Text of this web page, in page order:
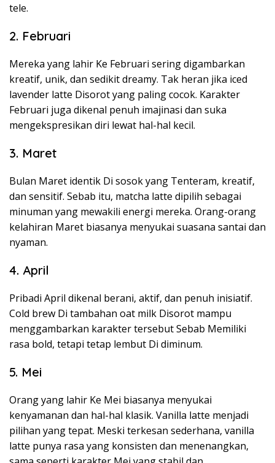
tele.
2. Februari
Mereka yang lahir Ke Februari sering digambarkan
kreatif, unik, dan sedikit dreamy. Tak heran jika iced
lavender latte Disorot yang paling cocok. Karakter
Februari juga dikenal penuh imajinasi dan suka
mengekspresikan diri lewat hal-hal kecil.
3. Maret
Bulan Maret identik Di sosok yang Tenteram, kreatif,
dan sensitif. Sebab itu, matcha latte dipilih sebagai
minuman yang mewakili energi mereka. Orang-orang
kelahiran Maret biasanya menyukai suasana santai dan
nyaman.
4. April
Pribadi April dikenal berani, aktif, dan penuh inisiatif.
Cold brew Di tambahan oat milk Disorot mampu
menggambarkan karakter tersebut Sebab Memiliki
rasa bold, tetapi tetap lembut Di diminum.
5. Mei
Orang yang lahir Ke Mei biasanya menyukai
kenyamanan dan hal-hal klasik. Vanilla latte menjadi
pilihan yang tepat. Meski terkesan sederhana, vanilla
latte punya rasa yang konsisten dan menenangkan,